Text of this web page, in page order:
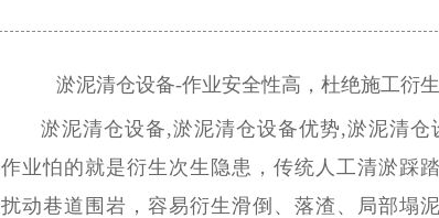
淤泥清仓设备-作业安全性高，杜绝施工衍
淤泥清仓设备,淤泥清仓设备优势,淤泥清仓
作业怕的就是衍生次生隐患，传统人工清淤踩
扰动巷道围岩，容易衍生滑倒、落渣、局部塌